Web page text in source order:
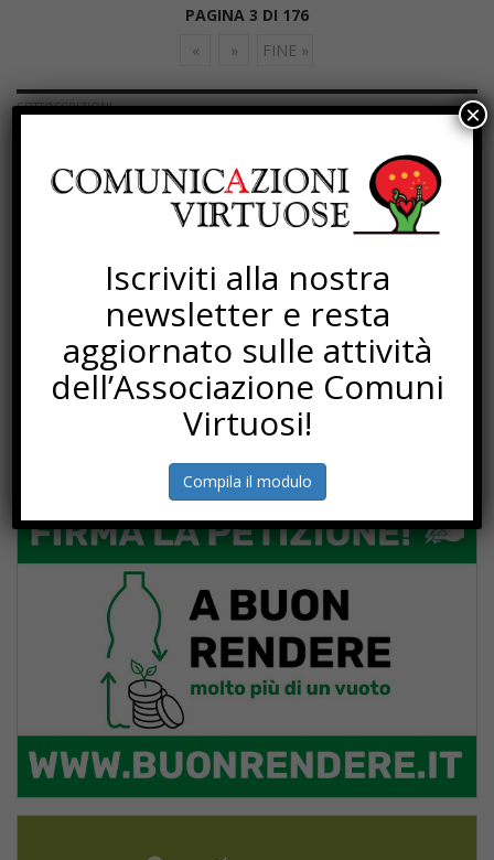
PAGINA 3 DI 176
«
» FINE »
SOTTOSCRIZIONI
Iscriviti alla nostra
newsletter e resta
aggiornato sulle attività
dell’Associazione Comuni
Virtuosi!
Compila il modulo
×